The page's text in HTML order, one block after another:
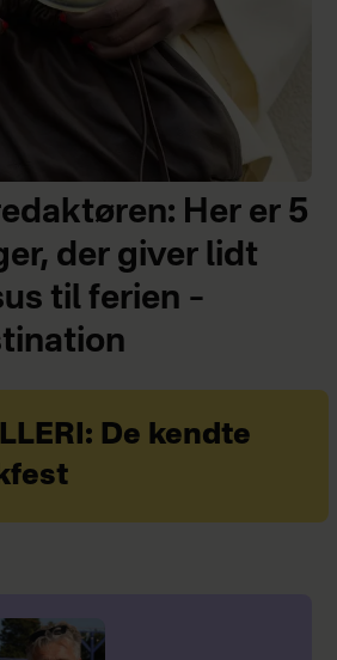
Her er 5
der giver lidt
til ferien –
De kendte